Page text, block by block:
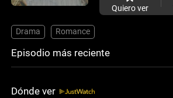
Quiero ver
Drama Romance
Episodio más reciente
Dónde ver